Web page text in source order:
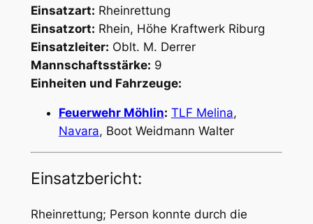
Einsatzart: Rheinrettung
Einsatzort: Rhein, Höhe Kraftwerk Riburg
Einsatzleiter: Oblt. M. Derrer
Mannschaftsstärke: 9
Einheiten und Fahrzeuge:
Feuerwehr Möhlin: TLF Melina,
Navara, Boot Weidmann Walter
Einsatzbericht:
Rheinrettung; Person konnte durch die